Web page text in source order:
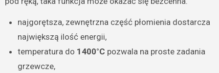
najgorętsza, zewnętrzna część płomienia dostarcza
największą ilość energii,
temperatura do 1400°C pozwala na proste zadania
grzewcze,